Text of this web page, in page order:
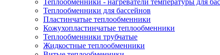
Теплообменники - нагреватели температуры для
Теплообменники для бассейнов
Пластинчатые теплообменники
Кожухопластинчатые теплообменники
Теплообменники трубчатые
Жидкостные теплообменники